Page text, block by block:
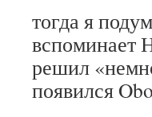
тогда я
вспоминает
решил
появился